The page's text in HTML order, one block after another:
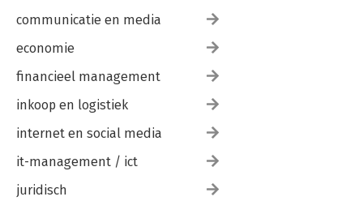
communicatie en media
economie
financieel management
inkoop en logistiek
internet en social media
it-management / ict
juridisch